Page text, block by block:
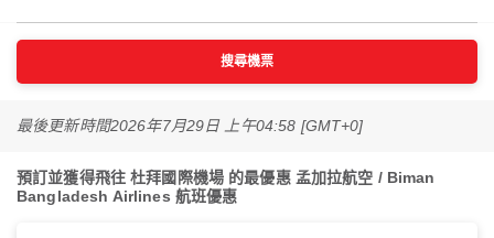
搜尋機票
最後更新時間2026年7月29日 上午04:58 [GMT+0]
預訂並獲得飛往 杜拜國際機場 的最優惠 孟加拉航空 / Biman
Bangladesh Airlines 航班優惠